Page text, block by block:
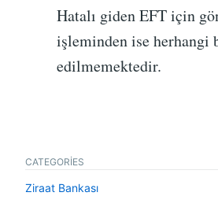
Hatalı giden EFT için
işleminden ise herhangi
edilmemektedir.
CATEGORIES
Ziraat Bankası